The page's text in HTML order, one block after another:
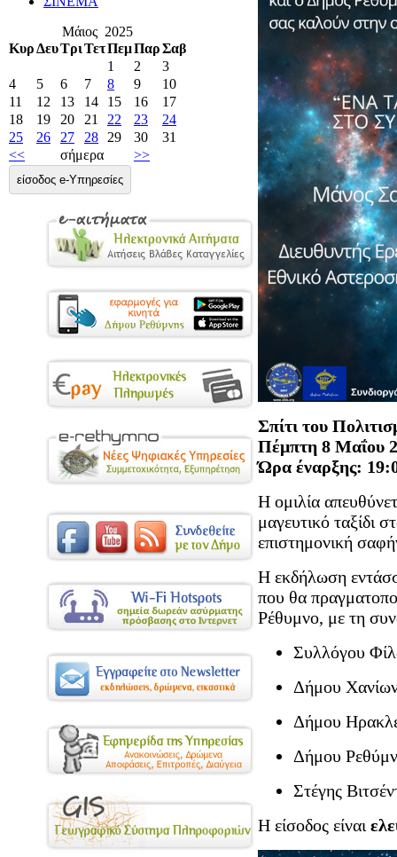
Μάιος 2025
ΚυρΔευΤριΤετΠεμΠαρΣαβ
1
2
3
4
5 6 7 8 9
10
11
12 13 14 15 16
17
18
19 20 21 22 23
24
25
26 27 28 29 30
31
<<
σήμερα >>
είσοδος e-Υπηρεσίες
Σπίτι του
Πέμπτη 8 Μαΐου
Ώρα έναρξης:
Η ομιλία
μαγευτικό ταξίδι
επιστημονική
Η εκδήλωση
που θα
Ρέθυμνο, με τη
Συλλόγου
Δήμου
Δήμου
Δήμου
Στέγης
Η είσοδος είναι